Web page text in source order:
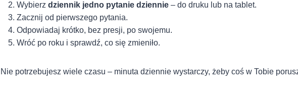
Wybierz dziennik jedno pytanie dziennie – do druku lub na tablet.
Zacznij od pierwszego pytania.
Odpowiadaj krótko, bez presji, po swojemu.
Wróć po roku i sprawdź, co się zmieniło.
Nie potrzebujesz wiele czasu – minuta dziennie wystarczy, żeby coś w Tobie